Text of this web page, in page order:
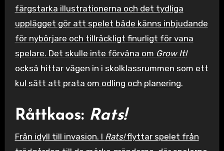
färgstarka illustrationerna och det tydliga
upplägget gör att spelet både känns inbjudande
för nybörjare och tillräckligt finurligt för vana
spelare. Det skulle inte förvåna om Grow It!
också hittar vägen in i skolklassrummen som ett
kul sätt att prata om odling och planering.
Råttkaos: Rats!
Från idyll till invasion. I Rats!flyttar spelet från